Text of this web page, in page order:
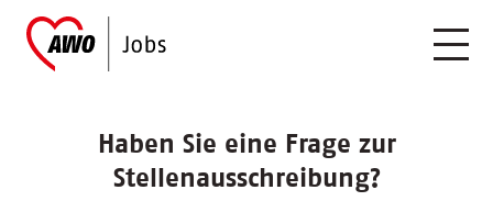
Haben Sie eine Frage zur
Stellenausschreibung?